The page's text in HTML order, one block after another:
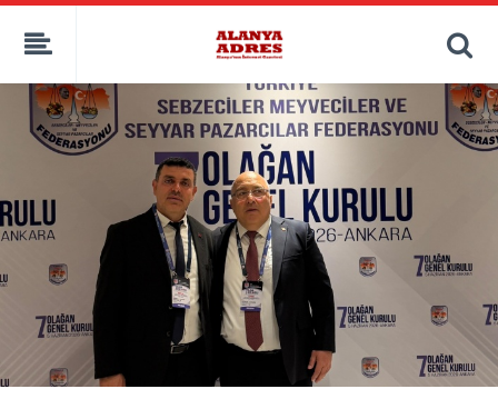
kaçak bahis
deneme bonusu
canlı bahis siteleri
deneme bonusu veren siteler
porno izle